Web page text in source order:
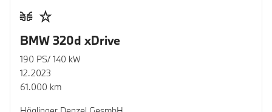
BMW 320d xDrive
190 PS/ 140 kW
12.2023
61.000 km